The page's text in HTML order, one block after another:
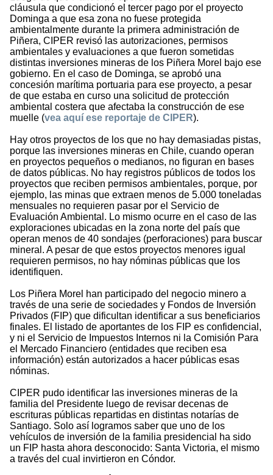
cláusula que condicionó el tercer pago por el proyecto
Dominga a que esa zona no fuese protegida
ambientalmente durante la primera administración de
Piñera, CIPER revisó las autorizaciones, permisos
ambientales y evaluaciones a que fueron sometidas
distintas inversiones mineras de los Piñera Morel bajo ese
gobierno. En el caso de Dominga, se aprobó una
concesión marítima portuaria para ese proyecto, a pesar
de que estaba en curso una solicitud de protección
ambiental costera que afectaba la construcción de ese
muelle (vea aquí ese reportaje de CIPER).
Hay otros proyectos de los que no hay demasiadas pistas,
porque las inversiones mineras en Chile, cuando operan
en proyectos pequeños o medianos, no figuran en bases
de datos públicas. No hay registros públicos de todos los
proyectos que reciben permisos ambientales, porque, por
ejemplo, las minas que extraen menos de 5.000 toneladas
mensuales no requieren pasar por el Servicio de
Evaluación Ambiental. Lo mismo ocurre en el caso de las
exploraciones ubicadas en la zona norte del país que
operan menos de 40 sondajes (perforaciones) para buscar
mineral. A pesar de que estos proyectos menores igual
requieren permisos, no hay nóminas públicas que los
identifiquen.
Los Piñera Morel han participado del negocio minero a
través de una serie de sociedades y Fondos de Inversión
Privados (FIP) que dificultan identificar a sus beneficiarios
finales. El listado de aportantes de los FIP es confidencial,
y ni el Servicio de Impuestos Internos ni la Comisión Para
el Mercado Financiero (entidades que reciben esa
información) están autorizados a hacer públicas esas
nóminas.
CIPER pudo identificar las inversiones mineras de la
familia del Presidente luego de revisar decenas de
escrituras públicas repartidas en distintas notarías de
Santiago. Solo así logramos saber que uno de los
vehículos de inversión de la familia presidencial ha sido
un FIP hasta ahora desconocido: Santa Victoria, el mismo
a través del cual invirtieron en Cóndor.